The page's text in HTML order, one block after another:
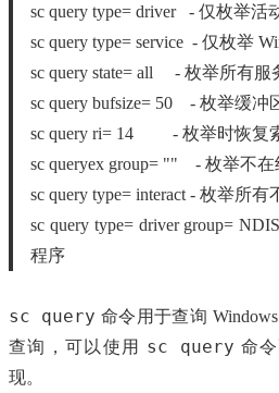
sc query type= driver - 仅枚举活
sc query type= service - 仅枚举
sc query state= all - 枚举所有服
sc query bufsize= 50 - 枚举缓冲
sc query ri= 14 - 枚举时恢复
sc queryex group= "" - 枚举不
sc query type= interact - 枚举所有
sc query type= driver group=
程序
sc query 命令用于查询
查询，可以使用 sc query 命
现。